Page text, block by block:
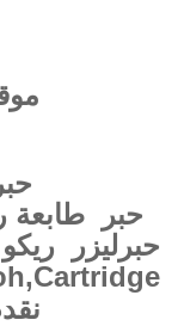
حبر طابعة
حبرليزر
ريكو
,Cartridge